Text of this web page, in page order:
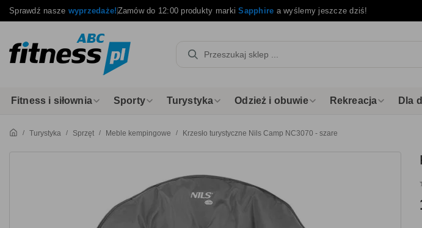
Sprawdź nasze wyprzedaże!Zamów do 12:00 produkty markiSapphire a wyślemy jeszcze dziś!
Fitness i siłownia Sporty Turystyka Odzież i obuwie Rekreacja Dla
Turystyka Sprzęt Meble kempingowe Krzesło turystyczne Nils Camp NC3070 - szare